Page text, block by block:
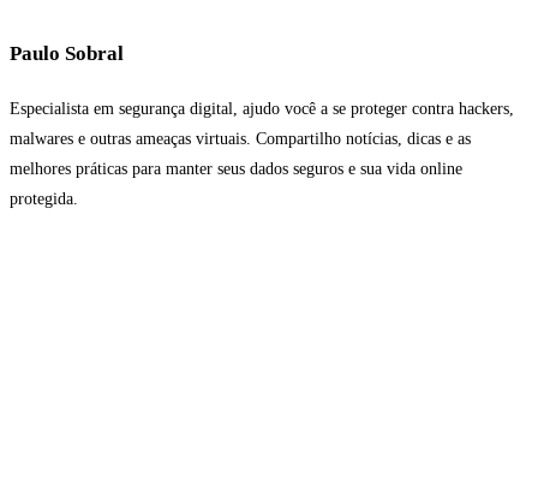
Paulo Sobral
Especialista em segurança digital, ajudo você a se proteger contra hackers,
malwares e outras ameaças virtuais. Compartilho notícias, dicas e as
melhores práticas para manter seus dados seguros e sua vida online
protegida.